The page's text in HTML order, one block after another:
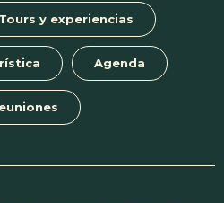
Tours y experiencias
Agenda